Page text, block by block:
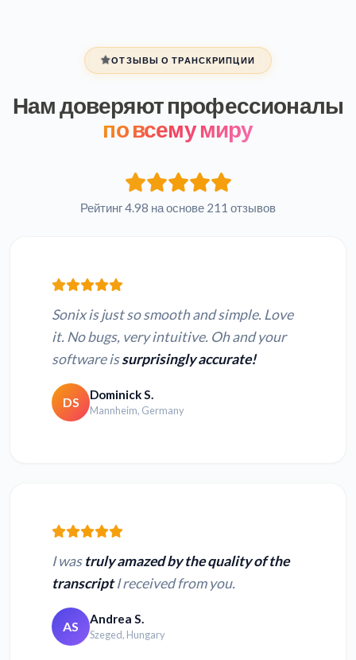
ОТЗЫВЫ О ТРАНСКРИПЦИИ
Нам доверяют профессионалы
по всему миру
Рейтинг 4.98 на основе 211 отзывов
Sonix is just so smooth and simple. Love
it. No bugs, very intuitive. Oh and your
software issurprisingly accurate!
DS Dominick S.
Mannheim, Germany
I wastruly amazed by the quality of the
transcriptI received from you.
AS Andrea S.
Szeged, Hungary